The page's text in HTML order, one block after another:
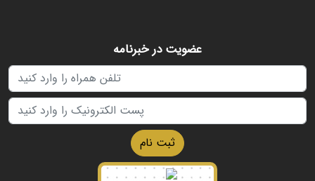
عضویت در خبرنامه
ثبت نام